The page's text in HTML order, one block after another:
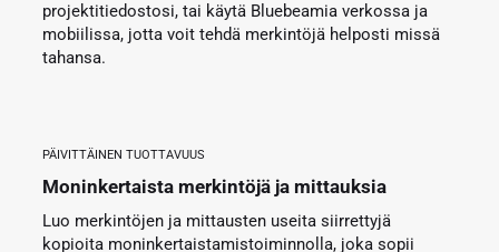
projektitiedostosi, tai käytä Bluebeamia verkossa ja
mobiilissa, jotta voit tehdä merkintöjä helposti missä
tahansa.
PÄIVITTÄINEN TUOTTAVUUS
Moninkertaista merkintöjä ja mittauksia
Luo merkintöjen ja mittausten useita siirrettyjä
kopioita moninkertaistamistoiminnolla, joka sopii